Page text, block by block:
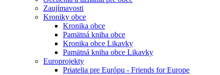
Zaujímavosti
Kroniky obce
Kronika obce
Pamätná kniha obce
Kronika obce Likavky
Pamätná kniha obce Likavky
Europrojekty
Priatelia pre Európu - Friends for Europe